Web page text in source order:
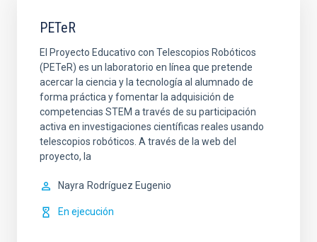
PETeR
El Proyecto Educativo con Telescopios Robóticos
(PETeR) es un laboratorio en línea que pretende
acercar la ciencia y la tecnología al alumnado de
forma práctica y fomentar la adquisición de
competencias STEM a través de su participación
activa en investigaciones científicas reales usando
telescopios robóticos. A través de la web del
proyecto, la
Nayra Rodríguez Eugenio
En ejecución